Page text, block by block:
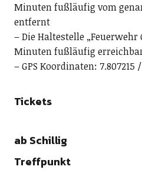
Minuten fußläufig vom
entfernt
– Die Haltestelle
Minuten fußläufig
– GPS Koordinaten: 7.807215
Tickets
ab Schillig
Treffpunkt